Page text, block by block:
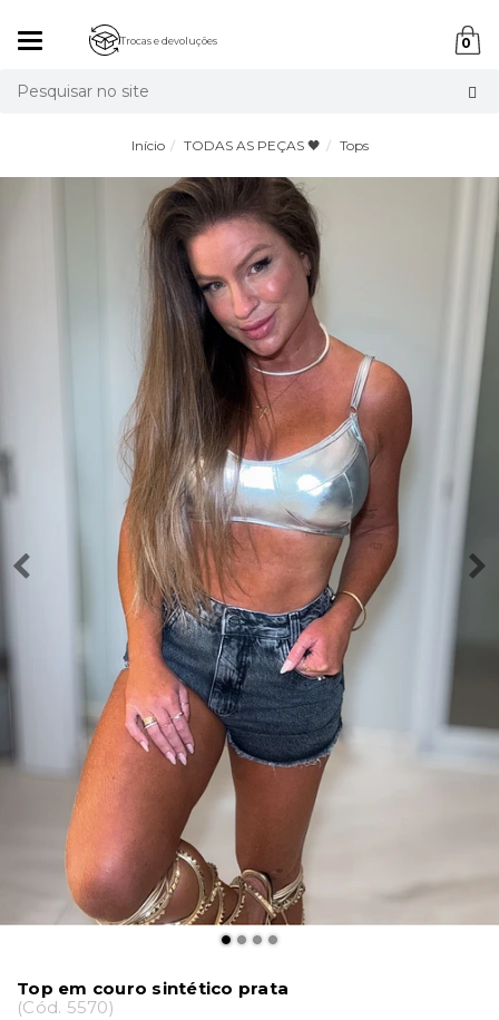
Mudar
Trocas e devoluções 0
Início TODAS AS PEÇAS 🖤 Tops
Top em couro sintético prata
(Cód. 5570)